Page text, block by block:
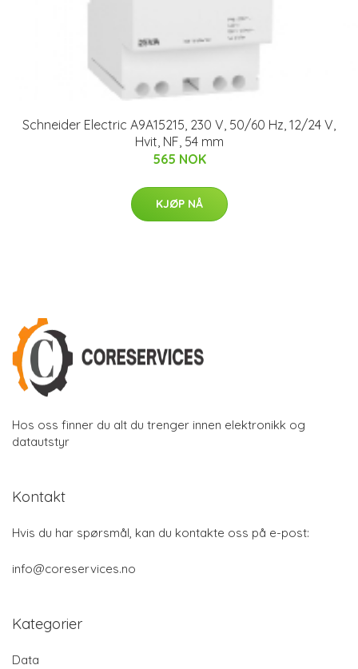
Schneider Electric A9A15215, 230 V, 50/60 Hz, 12/24 V,
Hvit, NF, 54 mm
565 NOK
KJØP NÅ
Hos oss finner du alt du trenger innen elektronikk og
datautstyr
Kontakt
Hvis du har spørsmål, kan du kontakte oss på e-post:
info@coreservices.no
Kategorier
Data